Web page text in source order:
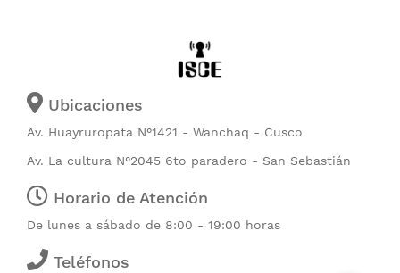
Ubicaciones
Av. Huayruropata N°1421 - Wanchaq - Cusco
Av. La cultura N°2045 6to paradero - San Sebastián
Horario de Atención
De lunes a sábado de 8:00 - 19:00 horas
Teléfonos